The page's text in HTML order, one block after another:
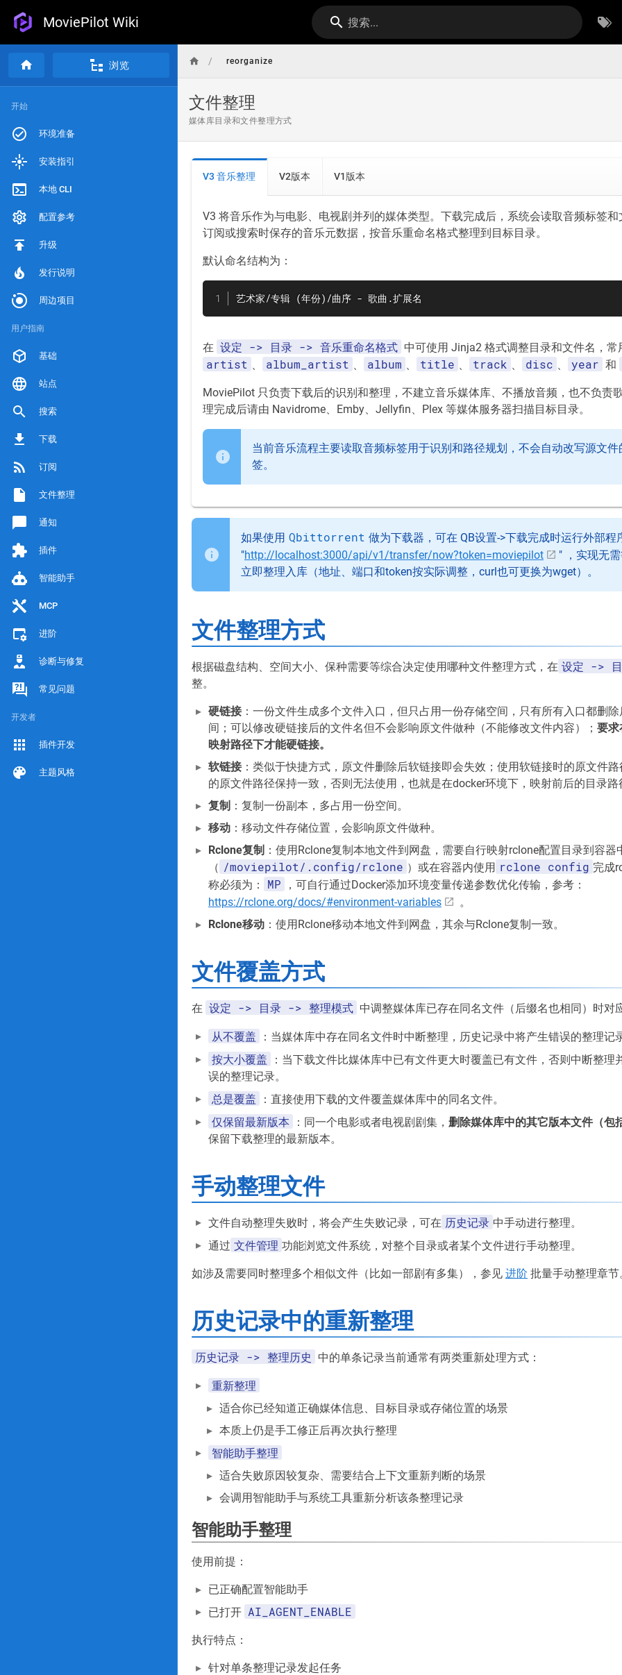
MoviePilot Wiki 搜索...
浏览
开始
环境准备
安装指引
本地 CLI
配置参考
升级
发行说明
周边项目
用户指南
基础
站点
搜索
下载
订阅
文件整理
通知
插件
智能助手
MCP
进阶
诊断与修复
常见问题
开发者
插件开发
主题风格
/ reorganize
文件整理
媒体库目录和文件整理方式
V3 音乐整理 V2版本 V1版本
V3 将音乐作为与电影、电视剧并列的媒体类型。下载完成后，系统会读取音频标签
订阅或搜索时保存的音乐元数据，按音乐重命名格式整理到目标目录。
默认命名结构为：
艺术家/专辑 (年份)/曲序 - 歌曲.扩展名
在 设定 -> 目录 -> 音乐重命名格式 中可使用 Jinja2 格式调整目录和文件名，常
artist 、 album_artist 、 album 、 title 、 track 、 disc 、 year 和
MoviePilot 只负责下载后的识别和整理，不建立音乐媒体库、不播放音频，也不负责
理完成后请由 Navidrome、Emby、Jellyfin、Plex 等媒体服务器扫描目标目录。
当前音乐流程主要读取音频标签用于识别和路径规划，不会自动改写源文
签。
如果使用 Qbittorrent 做为下载器，可在 QB设置->下载完成时运行外部程
"http://localhost:3000/api/v1/transfer/now?token=moviepilot
" ，实现无
立即整理入库（地址、端口和token按实际调整，curl也可更换为wget）。
文件整理方式
根据磁盘结构、空间大小、保种需要等综合决定使用哪种文件整理方式，在 设定 ->
整。
硬链接：一份文件生成多个文件入口，但只占用一份存储空间，只有所有入口都删
间；可以修改硬链接后的文件名但不会影响原文件做种（不能修改文件内容）； 要
映射路径下才能硬链接。
软链接：类似于快捷方式，原文件删除后软链接即会失效；使用软链接时的原文件
的原文件路径保持一致，否则无法使用，也就是在docker环境下，映射前后的目录
复制 ：复制一份副本，多占用一份空间。
移动 ：移动文件存储位置，会影响原文件做种。
Rclone复制 ：使用Rclone复制本地文件到网盘，需要自行映射rclone配置目录到容器
（ /moviepilot/.config/rclone ）或在容器内使用 rclone config 完成
称必须为：
MP
，可自行通过Docker添加环境变量传递参数优化传输，参考：
https://rclone.org/docs/#environment-variables
。
Rclone移动 ：使用Rclone移动本地文件到网盘，其余与Rclone复制一致。
文件覆盖方式
在 设定 -> 目录 -> 整理模式 中调整媒体库已存在同名文件（后缀名也相同）时对
从不覆盖 ：当媒体库中存在同名文件时中断整理，历史记录中将产生错误的整理记
按大小覆盖
：当下载文件比媒体库中已有文件更大时覆盖已有文件，否则中断整理
误的整理记录。
总是覆盖 ：直接使用下载的文件覆盖媒体库中的同名文件。
仅保留最新版本 ：同一个电影或者电视剧剧集， 删除媒体库中的其它版本文件（包
保留下载整理的最新版本。
手动整理文件
文件自动整理失败时，将会产生失败记录，可在 历史记录 中手动进行整理。
通过 文件管理 功能浏览文件系统，对整个目录或者某个文件进行手动整理。
如涉及需要同时整理多个相似文件（比如一部剧有多集），参见 进阶 批量手动整理章节
历史记录中的重新整理
历史记录 -> 整理历史 中的单条记录当前通常有两类重新处理方式：
重新整理
适合你已经知道正确媒体信息、目标目录或存储位置的场景
本质上仍是手工修正后再次执行整理
智能助手整理
适合失败原因较复杂、需要结合上下文重新判断的场景
会调用智能助手与系统工具重新分析该条整理记录
智能助手整理
使用前提：
已正确配置智能助手
已打开 AI_AGENT_ENABLE
执行特点：
针对单条整理记录发起任务